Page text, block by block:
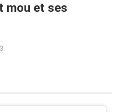
mou et ses